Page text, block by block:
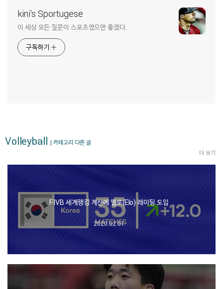
kini's Sportugese
이 세상 모든 질문이 스포츠였으면 좋겠다.
구독하기
Volleyball | 카테고리 다른 글
더 보기
FIVB 세계랭킹 계산에 엘로(Elo) 레이팅 도입
2020.02.01